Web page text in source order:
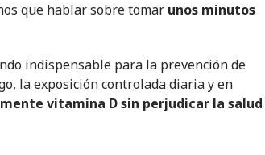
que hablar sobre tomar unos minutos
indispensable para la prevención de
la exposición controlada diaria y en
vitamina D sin perjudicar la salud